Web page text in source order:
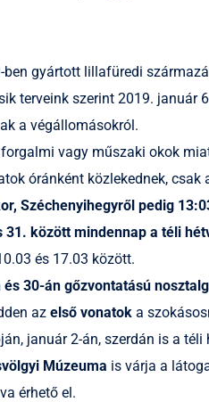
gyártott lillafüredi
terveink szerint 2019. január
a végállomásokról.
vagy műszaki okok
óránként közlekednek, csak
Széchenyihegyről pedig
31. között mindennap a téli
és 17.03 között.
30-án gőzvontatású
az első vonatok a
január 2-án, szerdán is a téli
Múzeuma is várja a
érhető el.